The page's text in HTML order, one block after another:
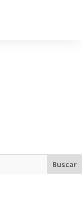
Buscar